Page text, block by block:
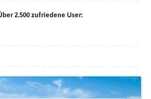
2.500 zufriedene User: